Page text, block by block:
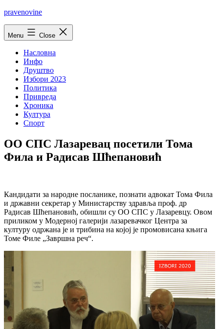
Skip
pravenovine
Menu Close
Насловна
Инфо
Друштво
Избори 2023
Политика
Привреда
Хроника
Култура
Спорт
ОО СПС Лазаревац посетили Тома
Фила и Радисав Шћепановић
Кандидати за народне посланике, познати адвокат Тома Фила
и државни секретар у Министарству здравља проф. др
Радисав Шћепановић, обишли су ОО СПС у Лазаревцу. Овом
приликом у Модерној галерији лазаревачког Центра за
културу одржана је и трибина на којој је промовисана књига
Томе Филе „Завршна реч“.